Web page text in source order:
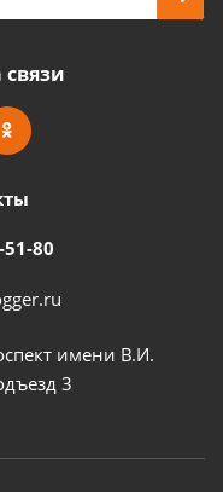
связи
80
имени В.И.
3